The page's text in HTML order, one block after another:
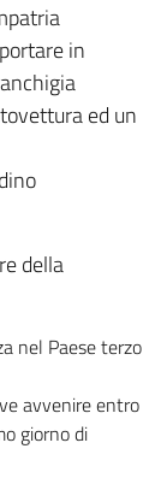
in
ed un
della
nel Paese terzo
avvenire entro
giorno di